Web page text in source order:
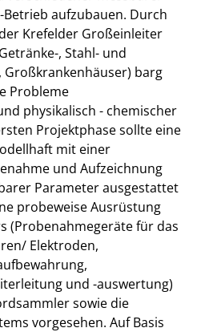
aufzubauen. Durch
Krefelder Großeinleiter
, Stahl- und
barg
Probleme
physikalisch - chemischer
Projektphase sollte eine
mit einer
und Aufzeichnung
Parameter ausgestattet
probeweise Ausrüstung
(Probenahmegeräte für das
Elektroden,
und -auswertung)
sowie die
vorgesehen. Auf Basis